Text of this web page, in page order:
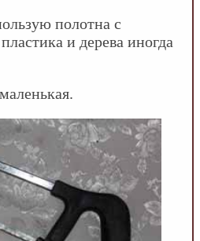
полотна с
и дерева иногда